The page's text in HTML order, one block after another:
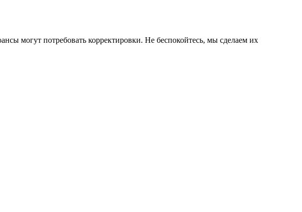
могут потребовать корректировки. Не беспокойтесь, мы сделаем их